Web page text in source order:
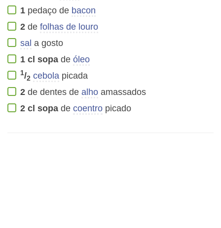
1 pedaço de bacon
2 de folhas de louro
sal a gosto
1 cl sopa de óleo
1/2 cebola picada
2 de dentes de alho amassados
2 cl sopa de coentro picado